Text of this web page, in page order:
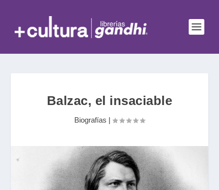
Balzac, el insaciable
Biografías |